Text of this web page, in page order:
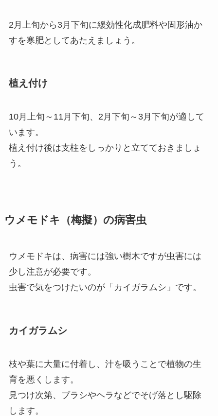
2月上旬から3月下旬に緩効性化成肥料や固形油か
すを寒肥としてあたえましょう。
植え付け
10月上旬～11月下旬、2月下旬～3月下旬が適して
います。
植え付け後は支柱をしっかりと立てておきましょ
う。
ウメモドキ（梅擬）の病害虫
ウメモドキは、病害には強い樹木ですが虫害には
少し注意が必要です。
虫害で気をつけたいのが「カイガラムシ」です。
カイガラムシ
枝や葉に大量に付着し、汁を吸うことで植物の生
育を悪くします。
見つけ次第、ブラシやヘラなどでそげ落とし駆除
します。